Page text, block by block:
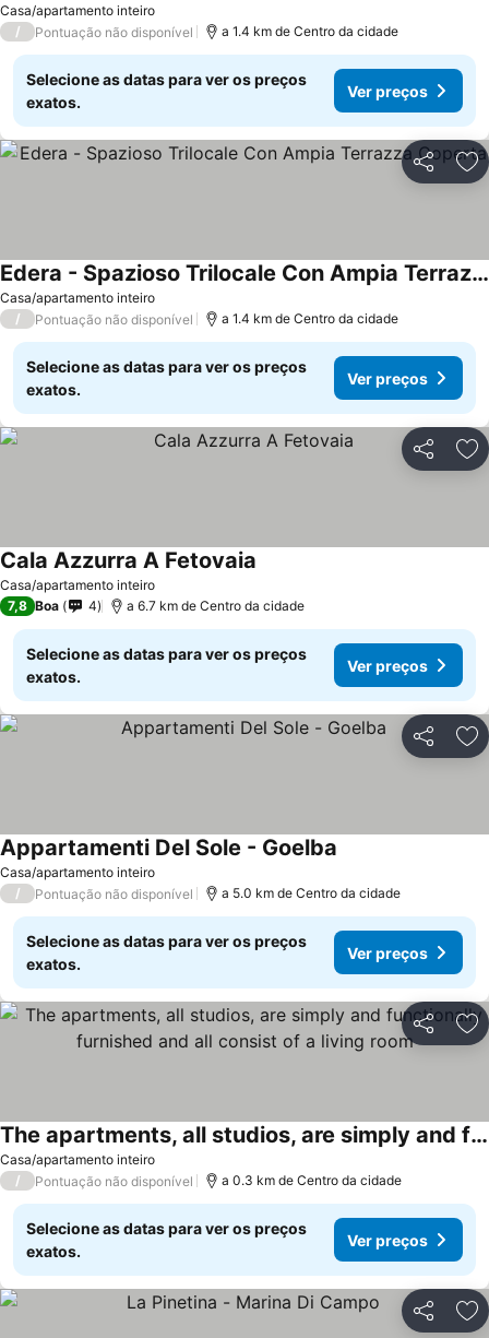
Casa/apartamento inteiro
/ Pontuação não disponível a 1.4 km de Centro da cidade
Selecione as datas para ver os preços
exatos.
Ver preços
Partilhar
Casa/apartamento inteiro
Edera - Spazioso Trilocale Con Ampia Terrazza Coperta
/ Pontuação não disponível a 1.4 km de Centro da cidade
Selecione as datas para ver os preços
exatos.
Ver preços
Partilhar
Casa/apartamento inteiro
Cala Azzurra A Fetovaia
7,8 Boa 4 a 6.7 km de Centro da cidade
Selecione as datas para ver os preços
exatos.
Ver preços
Partilhar
Casa/apartamento inteiro
Appartamenti Del Sole - Goelba
/ Pontuação não disponível a 5.0 km de Centro da cidade
Selecione as datas para ver os preços
exatos.
Ver preços
Partilhar
Casa/apartamento inteiro
The apartments, all studios, are simply and functionally furnished and all consist of a living room
/ Pontuação não disponível a 0.3 km de Centro da cidade
Selecione as datas para ver os preços
exatos.
Ver preços
Partilhar